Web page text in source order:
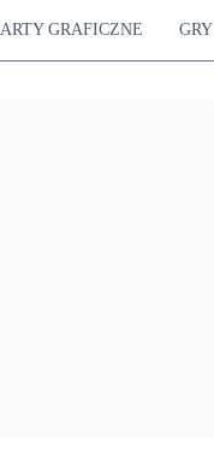
GRAFICZNE GRY